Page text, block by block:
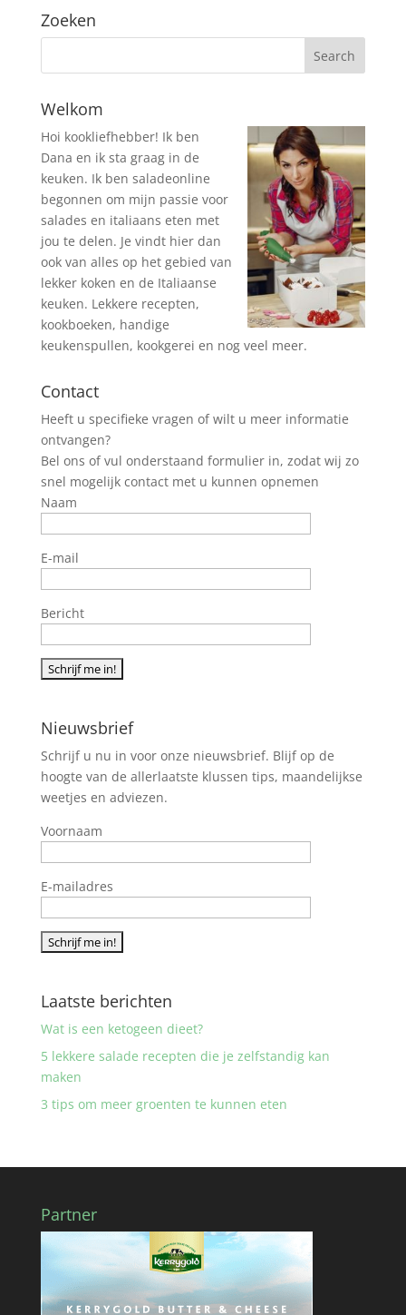
Zoeken
Welkom
Hoi kookliefhebber! Ik ben
Dana en ik sta graag in de
keuken. Ik ben saladeonline
begonnen om mijn passie voor
salades en italiaans eten met
jou te delen. Je vindt hier dan
ook van alles op het gebied van
lekker koken en de Italiaanse
keuken. Lekkere recepten,
kookboeken, handige
keukenspullen, kookgerei en nog veel meer.
Contact
Heeft u specifieke vragen of wilt u meer informatie
ontvangen?
Bel ons of vul onderstaand formulier in, zodat wij zo
snel mogelijk contact met u kunnen opnemen
Naam
E-mail
Bericht
Nieuwsbrief
Schrijf u nu in voor onze nieuwsbrief. Blijf op de
hoogte van de allerlaatste klussen tips, maandelijkse
weetjes en adviezen.
Voornaam
E-mailadres
Laatste berichten
Wat is een ketogeen dieet?
5 lekkere salade recepten die je zelfstandig kan
maken
3 tips om meer groenten te kunnen eten
Partner